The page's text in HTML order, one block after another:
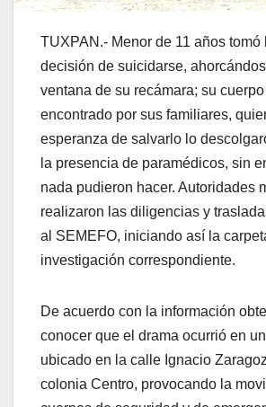
TUXPAN.- Menor de 11 años tomó
decisión de suicidarse,
ventana de su recámara; su
encontrado por sus familiares,
esperanza de salvarlo lo
la presencia de paramédicos, sin
nada pudieron hacer. Autoridades
realizaron las diligencias y
al SEMEFO, iniciando así la
investigación correspondiente.
De acuerdo con la información
conocer que el drama ocurrió en
ubicado en la calle Ignacio
colonia Centro, provocando la